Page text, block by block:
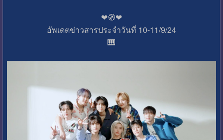
❤🧭❤
อัพเดตข่าวสารประจำวันที่ 10-11/9/24
🎹